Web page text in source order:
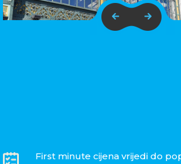
First minute cijena vrijedi do